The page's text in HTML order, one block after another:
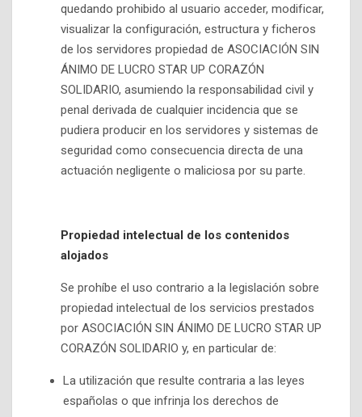
quedando prohibido al usuario acceder, modificar,
visualizar la configuración, estructura y ficheros
de los servidores propiedad de ASOCIACIÓN SIN
ÁNIMO DE LUCRO STAR UP CORAZÓN
SOLIDARIO, asumiendo la responsabilidad civil y
penal derivada de cualquier incidencia que se
pudiera producir en los servidores y sistemas de
seguridad como consecuencia directa de una
actuación negligente o maliciosa por su parte.
Propiedad intelectual de los contenidos
alojados
Se prohíbe el uso contrario a la legislación sobre
propiedad intelectual de los servicios prestados
por ASOCIACIÓN SIN ÁNIMO DE LUCRO STAR UP
CORAZÓN SOLIDARIO y, en particular de:
La utilización que resulte contraria a las leyes
españolas o que infrinja los derechos de